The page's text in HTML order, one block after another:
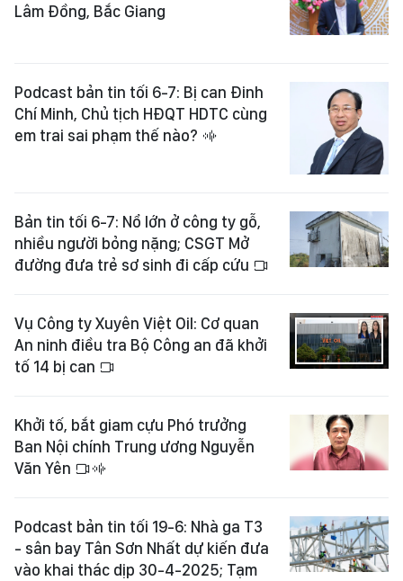
Lâm Đồng, Bắc Giang
Podcast bản tin tối 6-7: Bị can Đinh
Chí Minh, Chủ tịch HĐQT HDTC cùng
em trai sai phạm thế nào?
Bản tin tối 6-7: Nổ lớn ở công ty gỗ,
nhiều người bỏng nặng; CSGT Mở
đường đưa trẻ sơ sinh đi cấp cứu
Vụ Công ty Xuyên Việt Oil: Cơ quan
An ninh điều tra Bộ Công an đã khởi
tố 14 bị can
Khởi tố, bắt giam cựu Phó trưởng
Ban Nội chính Trung ương Nguyễn
Văn Yên
Podcast bản tin tối 19-6: Nhà ga T3
- sân bay Tân Sơn Nhất dự kiến đưa
vào khai thác dịp 30-4-2025; Tạm